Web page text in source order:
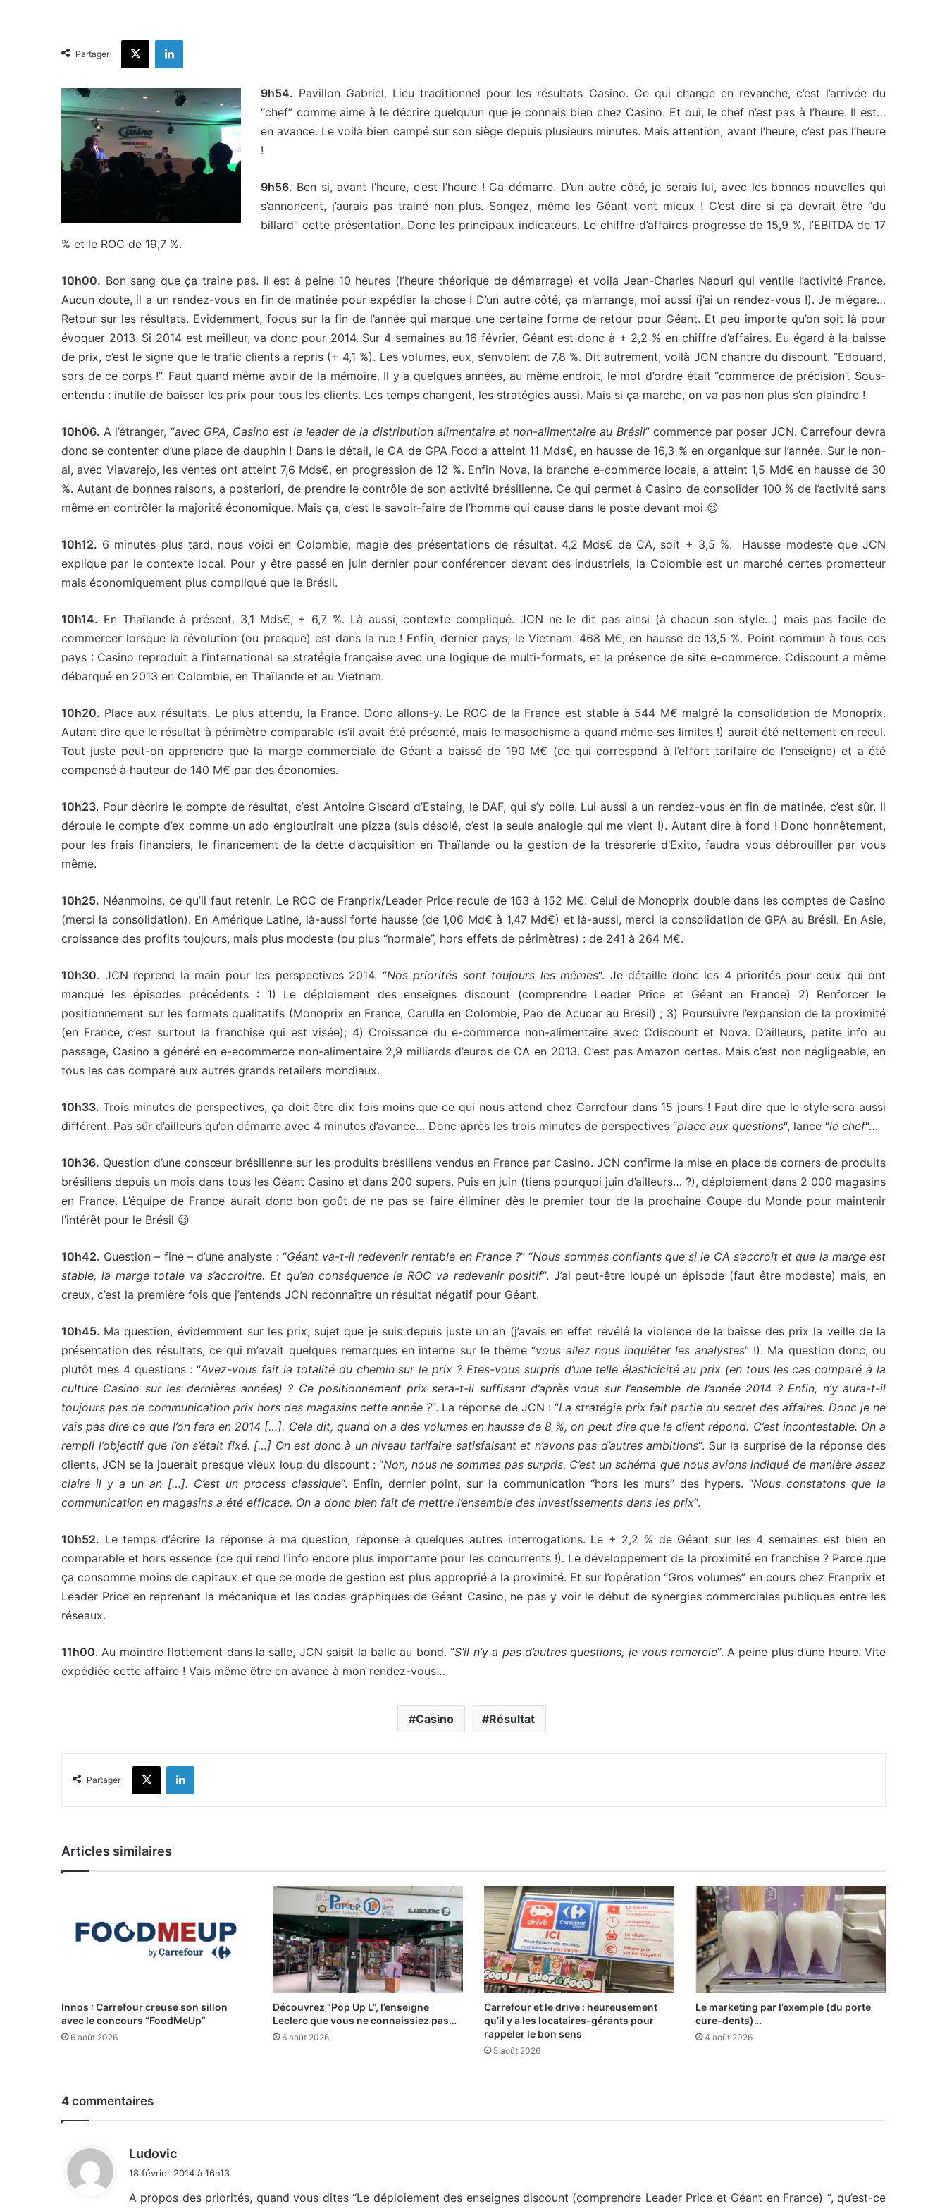
Partager
X Linkedin
9h54. Pavillon Gabriel. Lieu traditionnel pour les résultats Casino. Ce qui change en revanche, c’est l’arrivée du
“chef” comme aime à le décrire quelqu’un que je connais bien chez Casino. Et oui, le chef n’est pas à l’heure. Il est…
en avance. Le voilà bien campé sur son siège depuis plusieurs minutes. Mais attention, avant l’heure, c’est pas l’heure
!
9h56. Ben si, avant l’heure, c’est l’heure ! Ca démarre. D’un autre côté, je serais lui, avec les bonnes nouvelles qui
s’annoncent, j’aurais pas trainé non plus. Songez, même les Géant vont mieux ! C’est dire si ça devrait être “du
billard” cette présentation. Donc les principaux indicateurs. Le chiffre d’affaires progresse de 15,9 %, l’EBITDA de 17
% et le ROC de 19,7 %.
10h00. Bon sang que ça traine pas. Il est à peine 10 heures (l’heure théorique de démarrage) et voila Jean-Charles Naouri qui ventile l’activité France.
Aucun doute, il a un rendez-vous en fin de matinée pour expédier la chose ! D’un autre côté, ça m’arrange, moi aussi (j’ai un rendez-vous !). Je m’égare…
Retour sur les résultats. Evidemment, focus sur la fin de l’année qui marque une certaine forme de retour pour Géant. Et peu importe qu’on soit là pour
évoquer 2013. Si 2014 est meilleur, va donc pour 2014. Sur 4 semaines au 16 février, Géant est donc à + 2,2 % en chiffre d’affaires. Eu égard à la baisse
de prix, c’est le signe que le trafic clients a repris (+ 4,1 %). Les volumes, eux, s’envolent de 7,8 %. Dit autrement, voilà JCN chantre du discount. “Edouard,
sors de ce corps !”. Faut quand même avoir de la mémoire. Il y a quelques années, au même endroit, le mot d’ordre était “commerce de précision”. Sous-
entendu : inutile de baisser les prix pour tous les clients. Les temps changent, les stratégies aussi. Mais si ça marche, on va pas non plus s’en plaindre !
10h06. A l’étranger, “avec GPA, Casino est le leader de la distribution alimentaire et non-alimentaire au Brésil” commence par poser JCN. Carrefour devra
donc se contenter d’une place de dauphin ! Dans le détail, le CA de GPA Food a atteint 11 Mds€, en hausse de 16,3 % en organique sur l’année. Sur le non-
al, avec Viavarejo, les ventes ont atteint 7,6 Mds€, en progression de 12 %. Enfin Nova, la branche e-commerce locale, a atteint 1,5 Md€ en hausse de 30
%. Autant de bonnes raisons, a posteriori, de prendre le contrôle de son activité brésilienne. Ce qui permet à Casino de consolider 100 % de l’activité sans
même en contrôler la majorité économique. Mais ça, c’est le savoir-faire de l’homme qui cause dans le poste devant moi 😉
10h12. 6 minutes plus tard, nous voici en Colombie, magie des présentations de résultat. 4,2 Mds€ de CA, soit + 3,5 %. Hausse modeste que JCN
explique par le contexte local. Pour y être passé en juin dernier pour conférencer devant des industriels, la Colombie est un marché certes prometteur
mais économiquement plus compliqué que le Brésil.
10h14. En Thaïlande à présent. 3,1 Mds€, + 6,7 %. Là aussi, contexte compliqué. JCN ne le dit pas ainsi (à chacun son style…) mais pas facile de
commercer lorsque la révolution (ou presque) est dans la rue ! Enfin, dernier pays, le Vietnam. 468 M€, en hausse de 13,5 %. Point commun à tous ces
pays : Casino reproduit à l’international sa stratégie française avec une logique de multi-formats, et la présence de site e-commerce. Cdiscount a même
débarqué en 2013 en Colombie, en Thaïlande et au Vietnam.
10h20. Place aux résultats. Le plus attendu, la France. Donc allons-y. Le ROC de la France est stable à 544 M€ malgré la consolidation de Monoprix.
Autant dire que le résultat à périmètre comparable (s’il avait été présenté, mais le masochisme a quand même ses limites !) aurait été nettement en recul.
Tout juste peut-on apprendre que la marge commerciale de Géant a baissé de 190 M€ (ce qui correspond à l’effort tarifaire de l’enseigne) et a été
compensé à hauteur de 140 M€ par des économies.
10h23. Pour décrire le compte de résultat, c’est Antoine Giscard d’Estaing, le DAF, qui s’y colle. Lui aussi a un rendez-vous en fin de matinée, c’est sûr. Il
déroule le compte d’ex comme un ado engloutirait une pizza (suis désolé, c’est la seule analogie qui me vient !). Autant dire à fond ! Donc honnêtement,
pour les frais financiers, le financement de la dette d’acquisition en Thaïlande ou la gestion de la trésorerie d’Exito, faudra vous débrouiller par vous
même.
10h25. Néanmoins, ce qu’il faut retenir. Le ROC de Franprix/Leader Price recule de 163 à 152 M€. Celui de Monoprix double dans les comptes de Casino
(merci la consolidation). En Amérique Latine, là-aussi forte hausse (de 1,06 Md€ à 1,47 Md€) et là-aussi, merci la consolidation de GPA au Brésil. En Asie,
croissance des profits toujours, mais plus modeste (ou plus “normale”, hors effets de périmètres) : de 241 à 264 M€.
10h30. JCN reprend la main pour les perspectives 2014. “Nos priorités sont toujours les mêmes“. Je détaille donc les 4 priorités pour ceux qui ont
manqué les épisodes précédents : 1) Le déploiement des enseignes discount (comprendre Leader Price et Géant en France) 2) Renforcer le
positionnement sur les formats qualitatifs (Monoprix en France, Carulla en Colombie, Pao de Acucar au Brésil) ; 3) Poursuivre l’expansion de la proximité
(en France, c’est surtout la franchise qui est visée); 4) Croissance du e-commerce non-alimentaire avec Cdiscount et Nova. D’ailleurs, petite info au
passage, Casino a généré en e-ecommerce non-alimentaire 2,9 milliards d’euros de CA en 2013. C’est pas Amazon certes. Mais c’est non négligeable, en
tous les cas comparé aux autres grands retailers mondiaux.
10h33. Trois minutes de perspectives, ça doit être dix fois moins que ce qui nous attend chez Carrefour dans 15 jours ! Faut dire que le style sera aussi
différent. Pas sûr d’ailleurs qu’on démarre avec 4 minutes d’avance… Donc après les trois minutes de perspectives “place aux questions“, lance “le chef“…
10h36. Question d’une consœur brésilienne sur les produits brésiliens vendus en France par Casino. JCN confirme la mise en place de corners de produits
brésiliens depuis un mois dans tous les Géant Casino et dans 200 supers. Puis en juin (tiens pourquoi juin d’ailleurs… ?), déploiement dans 2 000 magasins
en France. L’équipe de France aurait donc bon goût de ne pas se faire éliminer dès le premier tour de la prochaine Coupe du Monde pour maintenir
l’intérêt pour le Brésil 😉
10h42. Question – fine – d’une analyste : “Géant va-t-il redevenir rentable en France ?” “Nous sommes confiants que si le CA s’accroit et que la marge est
stable, la marge totale va s’accroitre. Et qu’en conséquence le ROC va redevenir positif“. J’ai peut-être loupé un épisode (faut être modeste) mais, en
creux, c’est la première fois que j’entends JCN reconnaître un résultat négatif pour Géant.
10h45. Ma question, évidemment sur les prix, sujet que je suis depuis juste un an (j’avais en effet révélé la violence de la baisse des prix la veille de la
présentation des résultats, ce qui m’avait quelques remarques en interne sur le thème “vous allez nous inquiéter les analystes” !). Ma question donc, ou
plutôt mes 4 questions : “Avez-vous fait la totalité du chemin sur le prix ? Etes-vous surpris d’une telle élasticicité au prix (en tous les cas comparé à la
culture Casino sur les dernières années) ? Ce positionnement prix sera-t-il suffisant d’après vous sur l’ensemble de l’année 2014 ? Enfin, n’y aura-t-il
toujours pas de communication prix hors des magasins cette année ?“. La réponse de JCN : “La stratégie prix fait partie du secret des affaires. Donc je ne
vais pas dire ce que l’on fera en 2014 […]. Cela dit, quand on a des volumes en hausse de 8 %, on peut dire que le client répond. C’est incontestable. On a
rempli l’objectif que l’on s’était fixé. […] On est donc à un niveau tarifaire satisfaisant et n’avons pas d’autres ambitions“. Sur la surprise de la réponse des
clients, JCN se la jouerait presque vieux loup du discount : “Non, nous ne sommes pas surpris. C’est un schéma que nous avions indiqué de manière assez
claire il y a un an […]. C’est un process classique“. Enfin, dernier point, sur la communication “hors les murs” des hypers. “Nous constatons que la
communication en magasins a été efficace. On a donc bien fait de mettre l’ensemble des investissements dans les prix“.
10h52. Le temps d’écrire la réponse à ma question, réponse à quelques autres interrogations. Le + 2,2 % de Géant sur les 4 semaines est bien en
comparable et hors essence (ce qui rend l’info encore plus importante pour les concurrents !). Le développement de la proximité en franchise ? Parce que
ça consomme moins de capitaux et que ce mode de gestion est plus approprié à la proximité. Et sur l’opération “Gros volumes” en cours chez Franprix et
Leader Price en reprenant la mécanique et les codes graphiques de Géant Casino, ne pas y voir le début de synergies commerciales publiques entre les
réseaux.
11h00.Au moindre flottement dans la salle, JCN saisit la balle au bond. “S’il n’y a pas d’autres questions, je vous remercie“. A peine plus d’une heure. Vite
expédiée cette affaire ! Vais même être en avance à mon rendez-vous…
Casino Résultat
Partager
X Linkedin
Articles similaires
Innos : Carrefour creuse son sillon
avec le concours “FoodMeUp”
6 août 2026
Découvrez “Pop Up L”, l’enseigne
Leclerc que vous ne connaissiez pas…
6 août 2026
Carrefour et le drive : heureusement
qu’il y a les locataires-gérants pour
rappeler le bon sens
5 août 2026
Le marketing par l’exemple (du porte
cure-dents)…
4 août 2026
4 commentaires
Ludovic
i
18 février 2014 à 16h13
A propos des priorités, quand vous dites “Le déploiement des enseignes discount (comprendre Leader Price et Géant en France) “, qu’est-ce